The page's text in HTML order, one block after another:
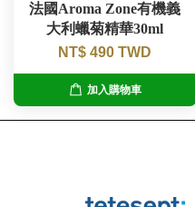
法國Aroma Zone有機義
大利蠟菊精華30ml
NT$ 490 TWD
加入購物車